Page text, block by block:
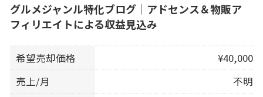
グルメジャンル特化ブログ｜アドセンス＆物販ア
フィリエイトによる収益見込み
希望売却価格
¥40,000
売上/月
不明